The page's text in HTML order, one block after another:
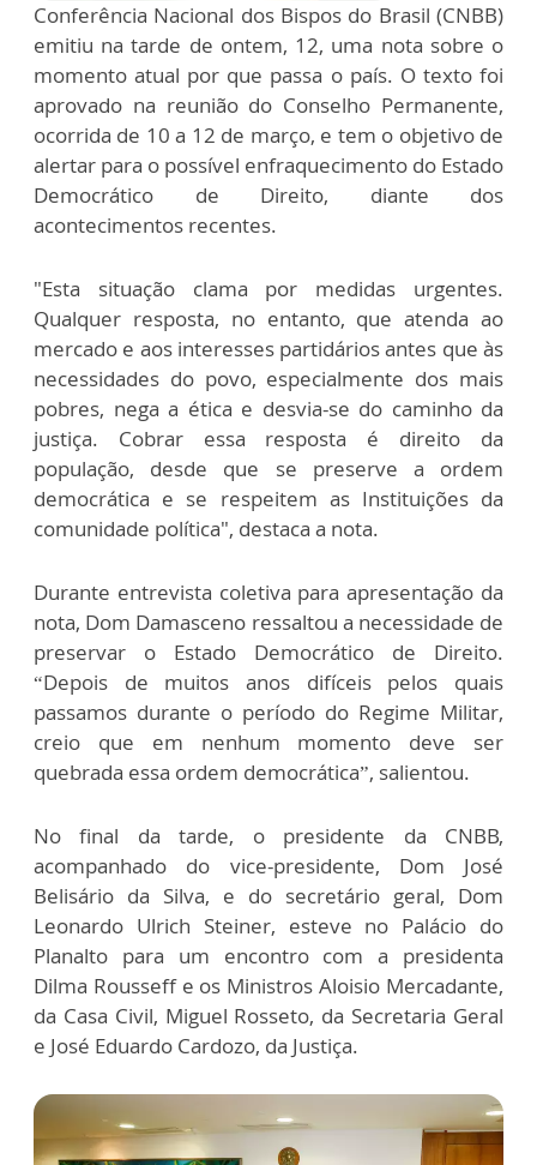
Conferência Nacional dos Bispos do Brasil (CNBB)
emitiu na tarde de ontem, 12, uma nota sobre o
momento atual por que passa o país. O texto foi
aprovado na reunião do Conselho Permanente,
ocorrida de 10 a 12 de março, e tem o objetivo de
alertar para o possível enfraquecimento do Estado
Democrático de Direito, diante dos
acontecimentos recentes.
"Esta situação clama por medidas urgentes.
Qualquer resposta, no entanto, que atenda ao
mercado e aos interesses partidários antes que às
necessidades do povo, especialmente dos mais
pobres, nega a ética e desvia-se do caminho da
justiça. Cobrar essa resposta é direito da
população, desde que se preserve a ordem
democrática e se respeitem as Instituições da
comunidade política", destaca a nota.
Durante entrevista coletiva para apresentação da
nota, Dom Damasceno ressaltou a necessidade de
preservar o Estado Democrático de Direito.
“Depois de muitos anos difíceis pelos quais
passamos durante o período do Regime Militar,
creio que em nenhum momento deve ser
quebrada essa ordem democrática”, salientou.
No final da tarde, o presidente da CNBB,
acompanhado do vice-presidente, Dom José
Belisário da Silva, e do secretário geral, Dom
Leonardo Ulrich Steiner, esteve no Palácio do
Planalto para um encontro com a presidenta
Dilma Rousseff e os Ministros Aloisio Mercadante,
da Casa Civil, Miguel Rosseto, da Secretaria Geral
e José Eduardo Cardozo, da Justiça.